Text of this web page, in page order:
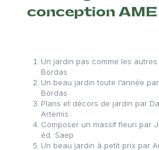
conception AME
Un jardin pas comme les
Bordas
Un beau jardin toute l’année
Bordas
Plans et décors de jardin par
Artemis
Composer un massif fleuri par
éd. Saep
Un beau jardin à petit prix par